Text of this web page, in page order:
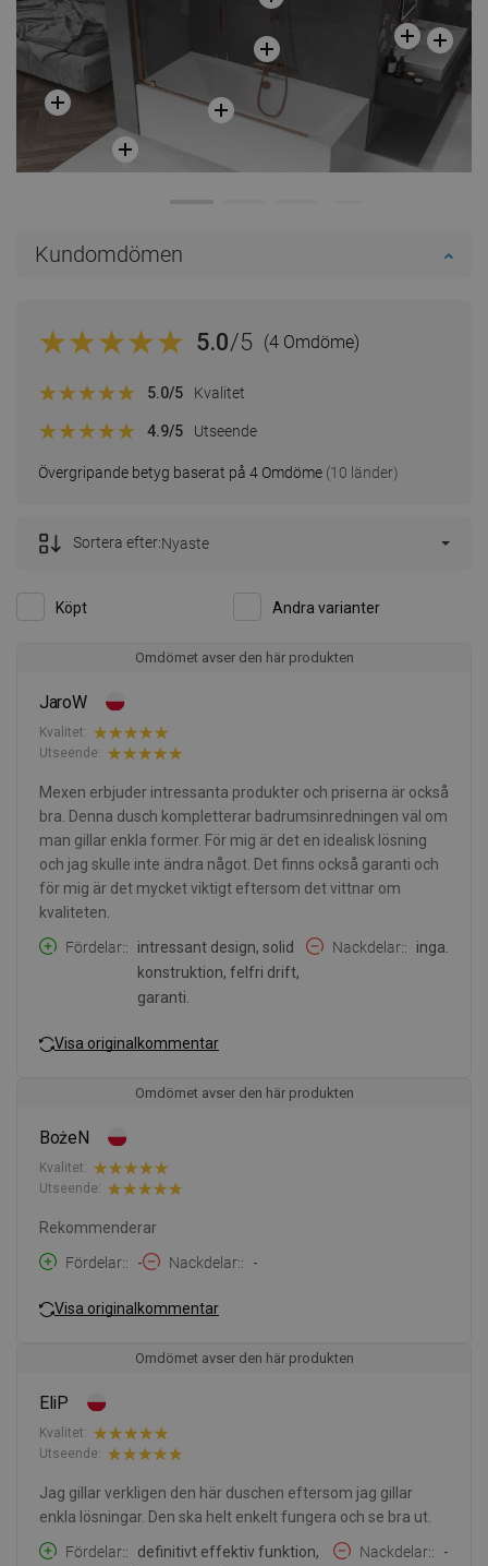
Kundomdömen
5.0/5 (4 Omdöme)
Övergripande betyg baserat på 4 Omdöme (10 länder)
5.0/5 Kvalitet
4.9/5 Utseende
Köpt Andra varianter
Sortera efter:Nyaste
Omdömet avser den här produkten
JaroW
Kvalitet:
Utseende:
Mexen erbjuder intressanta produkter och priserna är också
bra. Denna dusch kompletterar badrumsinredningen väl om
man gillar enkla former. För mig är det en idealisk lösning
och jag skulle inte ändra något. Det finns också garanti och
för mig är det mycket viktigt eftersom det vittnar om
kvaliteten.
Fördelar:
intressant design, solid
konstruktion, felfri drift,
garanti.
Nackdelar: inga.
Visa originalkommentar
Omdömet avser den här produkten
BożeN
Kvalitet:
Utseende:
Rekommenderar
Fördelar:
- Nackdelar: -
Visa originalkommentar
Omdömet avser den här produkten
EliP
Kvalitet:
Utseende:
Jag gillar verkligen den här duschen eftersom jag gillar
enkla lösningar. Den ska helt enkelt fungera och se bra ut.
Fördelar:
definitivt effektiv funktion,
Nackdelar: -